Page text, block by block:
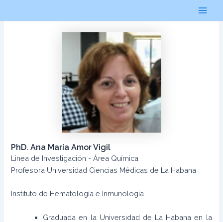
Main
PhD. Ana María Amor Vigil
Linea de Investigación - Área Química
Profesora Universidad Ciencias Médicas de La Habana
Instituto de Hematología e Inmunología
Graduada en la Universidad de La Habana en la